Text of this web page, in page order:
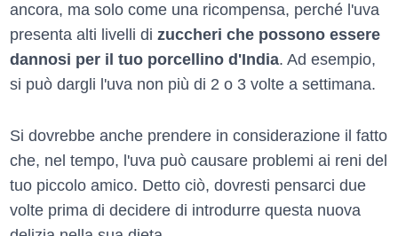
ancora, ma solo come una ricompensa, perché l'uva
presenta alti livelli di zuccheri che possono essere
dannosi per il tuo porcellino d'India. Ad esempio,
si può dargli l'uva non più di 2 o 3 volte a settimana.
Si dovrebbe anche prendere in considerazione il fatto
che, nel tempo, l'uva può causare problemi ai reni del
tuo piccolo amico. Detto ciò, dovresti pensarci due
volte prima di decidere di introdurre questa nuova